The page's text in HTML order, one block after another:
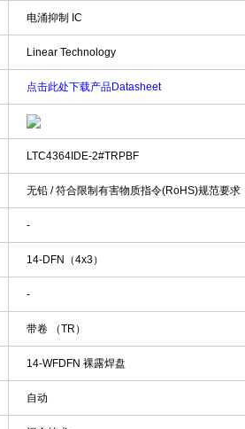
电涌抑制 IC
Linear Technology
点击此处下载产品Datasheet
LTC4364IDE-2#TRPBF
无铅 / 符合限制有害物质指令(RoHS)规范要求
-
14-DFN（4x3）
-
带卷 （TR）
14-WFDFN 裸露焊盘
自动